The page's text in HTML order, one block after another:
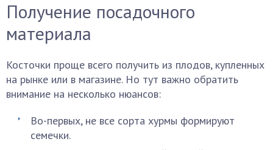
Получение посадочного
материала
Косточки проще всего получить из плодов, купленных
на рынке или в магазине. Но тут важно обратить
внимание на несколько нюансов:
Во-первых, не все сорта хурмы формируют
семечки.